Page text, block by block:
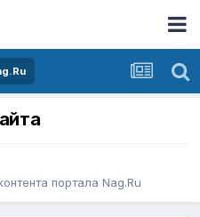
портала Nag.Ru